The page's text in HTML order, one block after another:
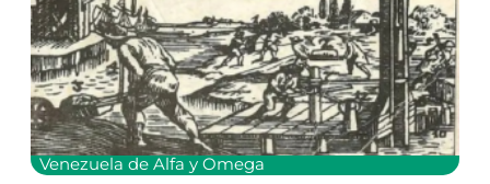
Venezuela de Alfa y Omega